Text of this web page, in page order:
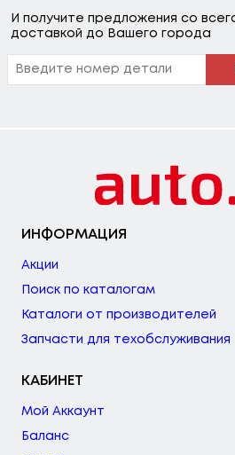
И получите предложения со
доставкой до Вашего города
ИНФОРМАЦИЯ
Акции
Поиск по каталогам
Каталоги от производителей
Запчасти для техобслуживания
КАБИНЕТ
Мой Аккаунт
Баланс